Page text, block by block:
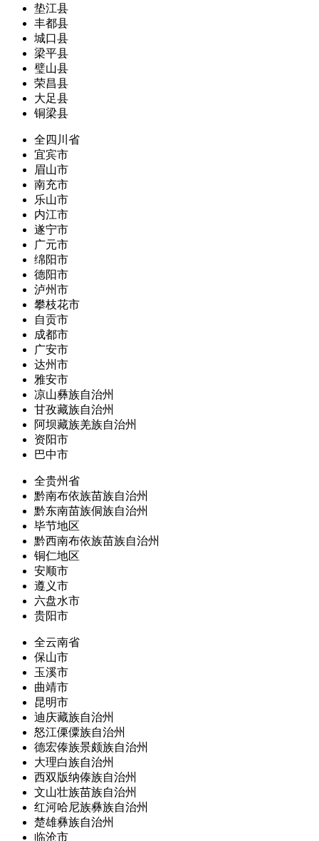
垫江县
丰都县
城口县
梁平县
璧山县
荣昌县
大足县
铜梁县
全四川省
宜宾市
眉山市
南充市
乐山市
内江市
遂宁市
广元市
绵阳市
德阳市
泸州市
攀枝花市
自贡市
成都市
广安市
达州市
雅安市
凉山彝族自治州
甘孜藏族自治州
阿坝藏族羌族自治州
资阳市
巴中市
全贵州省
黔南布依族苗族自治州
黔东南苗族侗族自治州
毕节地区
黔西南布依族苗族自治州
铜仁地区
安顺市
遵义市
六盘水市
贵阳市
全云南省
保山市
玉溪市
曲靖市
昆明市
迪庆藏族自治州
怒江傈僳族自治州
德宏傣族景颇族自治州
大理白族自治州
西双版纳傣族自治州
文山壮族苗族自治州
红河哈尼族彝族自治州
楚雄彝族自治州
临沧市